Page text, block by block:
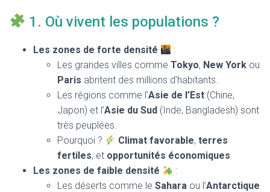
1. Où vivent les populations ?
Les zones de forte densité
:
Les grandes villes comme Tokyo, New York ou
Paris abritent des millions d’habitants.
Les régions comme l’Asie de l’Est (Chine,
Japon) et l’Asie du Sud (Inde, Bangladesh) sont
très peuplées.
Pourquoi ?
Climat favorable,terres
fertiles, et opportunités économiques.
Les zones de faible densité
:
Les déserts comme le Sahara ou l’Antarctique